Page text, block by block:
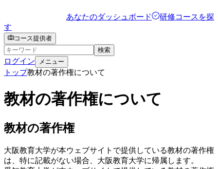
あなたのダッシュボード
研修コースを探
す
コース提供者
検索
ログイン メニュー
トップ教材の著作権について
教材の著作権について
教材の著作権
大阪教育大学が本ウェブサイトで提供している教材の著作権
は、特に記載がない場合、大阪教育大学に帰属します。